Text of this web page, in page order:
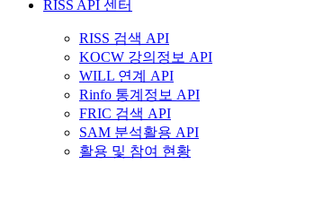
RISS API 센터
RISS 검색 API
KOCW 강의정보 API
WILL 연계 API
Rinfo 통계정보 API
FRIC 검색 API
SAM 분석활용 API
활용 및 참여 현황